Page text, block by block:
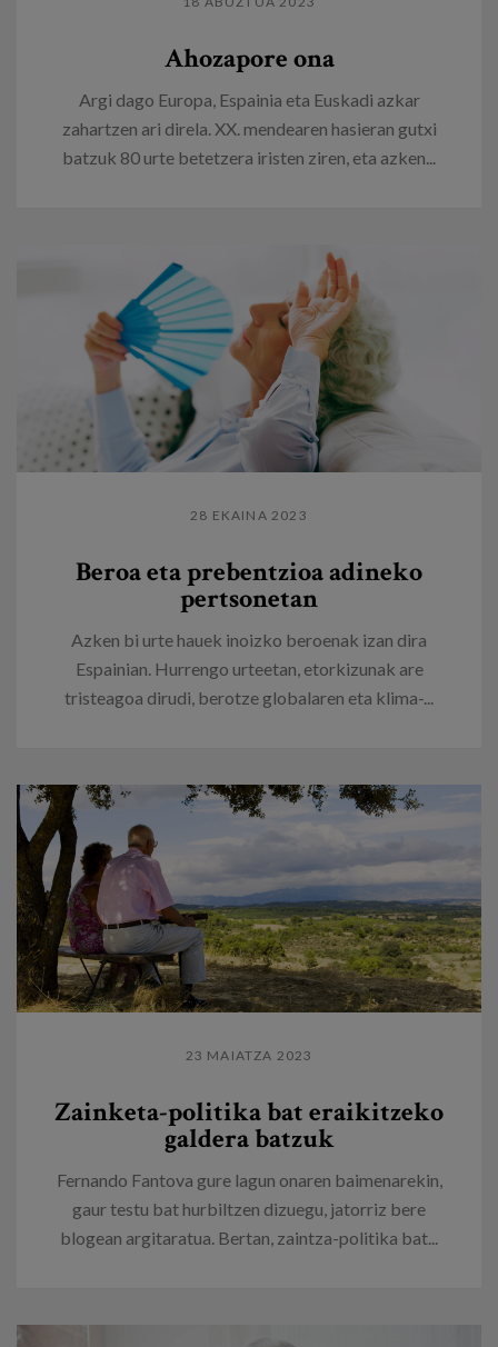
Ahozapore ona
Argi dago Europa, Espainia eta Euskadi azkar
zahartzen ari direla. XX. mendearen hasieran gutxi
batzuk 80 urte betetzera iristen ziren, eta azken...
28 EKAINA 2023
Beroa eta prebentzioa adineko
pertsonetan
Azken bi urte hauek inoizko beroenak izan dira
Espainian. Hurrengo urteetan, etorkizunak are
tristeagoa dirudi, berotze globalaren eta klima-...
23 MAIATZA 2023
Zainketa-politika bat eraikitzeko
galdera batzuk
Fernando Fantova gure lagun onaren baimenarekin,
gaur testu bat hurbiltzen dizuegu, jatorriz bere
blogean argitaratua. Bertan, zaintza-politika bat...